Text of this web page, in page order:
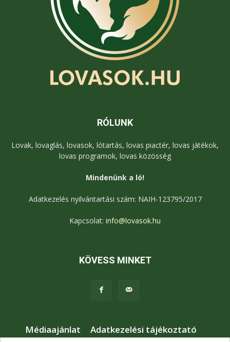
RÓLUNK
Lovak, lovaglás, lovasok, lótartás, lovas piactér, lovas játékok,
lovas programok, lovas közösség
Mindenünk a ló!
Adatkezelés nyilvántartási szám: NAIH-123795/2017
Kapcsolat: info@lovasok.hu
KÖVESS MINKET
Médiaajánlat
Adatkezelési tájékoztató